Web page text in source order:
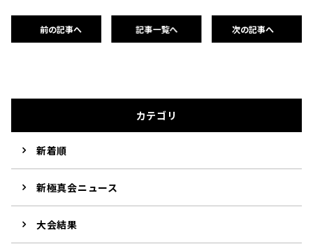
前の記事へ 記事一覧へ 次の記事へ
カテゴリ
新着順
新極真会ニュース
大会結果